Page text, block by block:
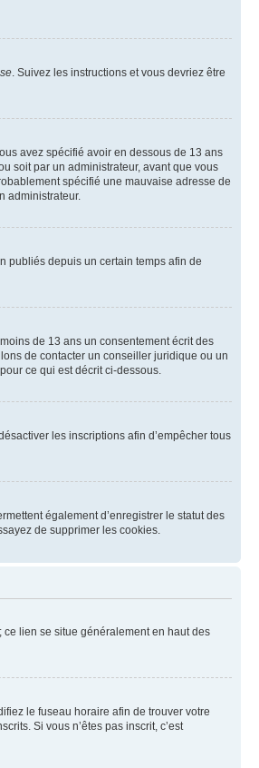
. Suivez les instructions et vous devriez être
avez spécifié avoir en dessous de 13 ans
soit par un administrateur, avant que vous
spécifié une mauvaise adresse de
administrateur.
publiés depuis un certain temps afin de
de 13 ans un consentement écrit des
de contacter un conseiller juridique ou un
ce qui est décrit ci-dessous.
les inscriptions afin d’empêcher tous
également d’enregistrer le statut des
de supprimer les cookies.
lien se situe généralement en haut des
le fuseau horaire afin de trouver votre
Si vous n’êtes pas inscrit, c’est